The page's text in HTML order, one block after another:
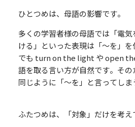
ひとつめは、母語の影響です。
多くの学習者様の母語では「電
ける」といった表現は「〜を」
でも turn on the light や open
語を取る言い方が自然です。そ
同じように「〜を」と言ってしま
ふたつめは、「対象」だけを考え